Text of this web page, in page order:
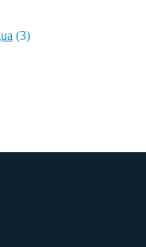
(3)